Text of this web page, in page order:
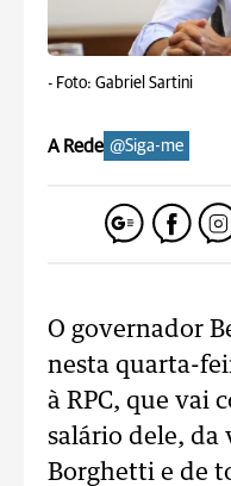
- Foto: Gabriel Sartini
A Rede @Siga-me
O governador
nesta quarta-
à RPC, que vai
salário dele, da
Borghetti e de